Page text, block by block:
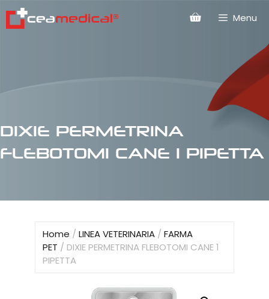
Menu
DIXIE PERMETRINA
FLEBOTOMI CANE 1 PIPETTA
Home / LINEA VETERINARIA/ FARMA
PET / DIXIE PERMETRINA FLEBOTOMI CANE 1
PIPETTA